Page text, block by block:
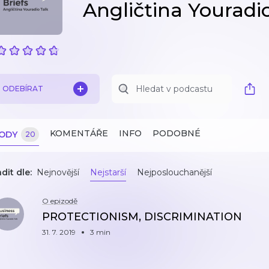
Angličtina
ODEBÍRAT
20 KOMENTÁŘE INFO PODOBNÉ
dle: Nejnovější Nejstarší Nejposlouchanější
O epizodě
PROTECTIONISM, DISCRIMINATION
31. 7. 2019 3 min